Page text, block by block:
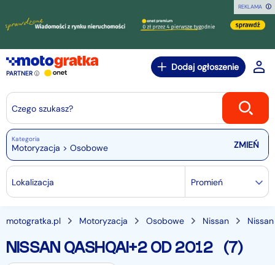
REKLAMA
PARTNER
Dodaj ogłoszenie
Czego szukasz?
Kategoria
Motoryzacja > Osobowe
Lokalizacja Promień
motogratka.pl Motoryzacja Osobowe Nissan
NISSAN QASHQAI+2 OD 2012 (7)